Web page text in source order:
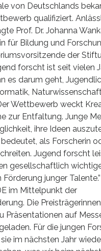
von Deutschlands
qualifiziert.
Prof. Dr. Johanna
für Bildung und
der
forscht ist seit vielen
es darum geht,
Wettbewerb weckt
zur Entfaltung. Junge
ihre Ideen
als Forscherin
Jugend forscht
gesellschaftlich
junger
im Mittelpunkt der
Die
Präsentationen auf
Für die jungen
im nächsten Jahr